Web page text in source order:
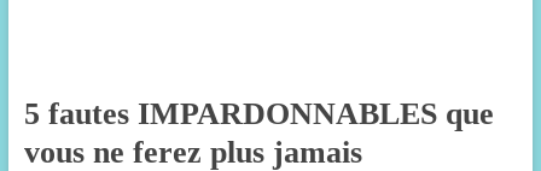
5 fautes IMPARDONNABLES que
vous ne ferez plus jamais